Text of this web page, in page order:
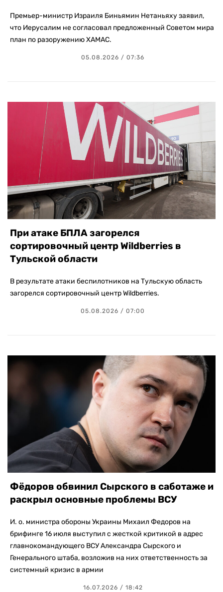
Премьер-министр Израиля Биньямин Нетаньяху заявил,
что Иерусалим не согласовал предложенный Советом мира
план по разоружению ХАМАС.
05.08.2026 / 07:36
При атаке БПЛА загорелся
сортировочный центр Wildberries в
Тульской области
В результате атаки беспилотников на Тульскую область
загорелся сортировочный центр Wildberries.
05.08.2026 / 07:00
Фёдоров обвинил Сырского в саботаже и
раскрыл основные проблемы ВСУ
И. о. министра обороны Украины Михаил Федоров на
брифинге 16 июля выступил с жесткой критикой в адрес
главнокомандующего ВСУ Александра Сырского и
Генерального штаба, возложив на них ответственность за
системный кризис в армии
16.07.2026 / 18:42